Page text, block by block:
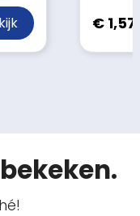
€ 1,57